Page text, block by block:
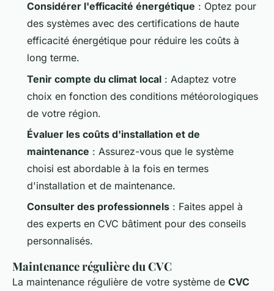
Considérer l'efficacité énergétique : Optez pour
des systèmes avec des certifications de haute
efficacité énergétique pour réduire les coûts à
long terme.
Tenir compte du climat local : Adaptez votre
choix en fonction des conditions météorologiques
de votre région.
Évaluer les coûts d'installation et de
maintenance : Assurez-vous que le système
choisi est abordable à la fois en termes
d'installation et de maintenance.
Consulter des professionnels : Faites appel à
des experts en CVC bâtiment pour des conseils
personnalisés.
Maintenance régulière du CVC
La maintenance régulière de votre système de CVC